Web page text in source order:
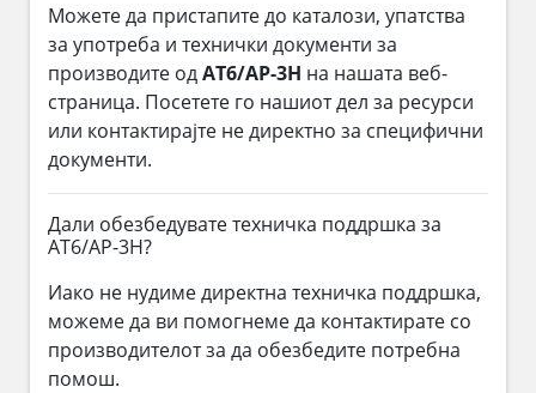
Можете да пристапите до каталози, упатства
за употреба и технички документи за
производите одAT6/AP-3H на нашата веб-
страница. Посетете го нашиот дел за ресурси
или контактирајте не директно за специфични
документи.
Дали обезбедувате техничка поддршка за
AT6/AP-3H?
Иако не нудиме директна техничка поддршка,
можеме да ви помогнеме да контактирате со
производителот за да обезбедите потребна
помош.